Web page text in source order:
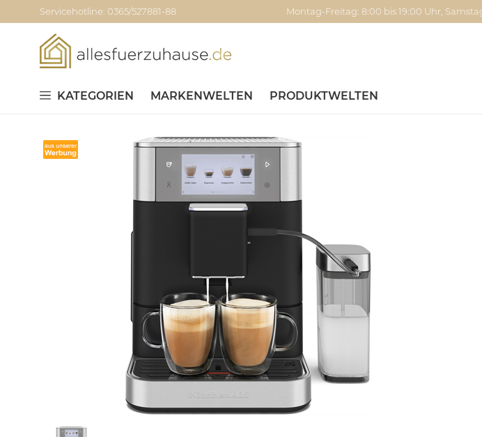
Servicehotline: 0365/527881-88 Montag-Freitag: 8:00 bis 19:00 Uhr,
KATEGORIEN MARKENWELTEN PRODUKTWELTEN